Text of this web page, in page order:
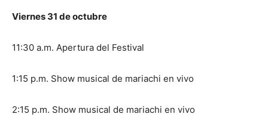
Viernes 31 de octubre
11:30 a.m. Apertura del Festival
1:15 p.m. Show musical de mariachi en vivo
2:15 p.m. Show musical de mariachi en vivo